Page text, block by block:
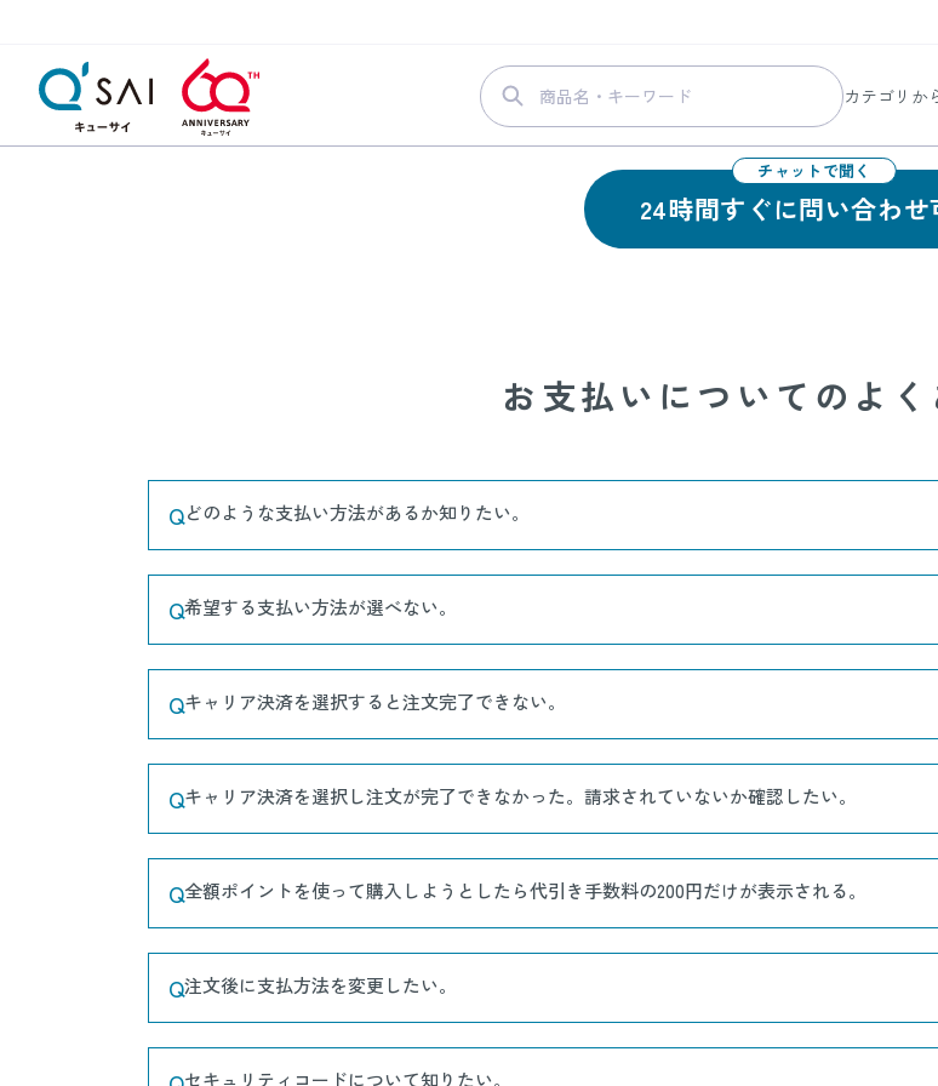
カテゴリか
メイク
ボディ&
すべての
お支払いについてのよくあるご質問
24時間すぐに問い合わせ
お支払いについてのよ
Qどのような支払い方法があるか知りたい。
Q希望する支払い方法が選べない。
Qキャリア決済を選択すると注文完了できない。
Qキャリア決済を選択し注文が完了できなかった。請求されていないか確認したい。
Q全額ポイントを使って購入しようとしたら代引き手数料の200円だけが表示される。
Q注文後に支払方法を変更したい。
セキュリティコードについて知りたい。